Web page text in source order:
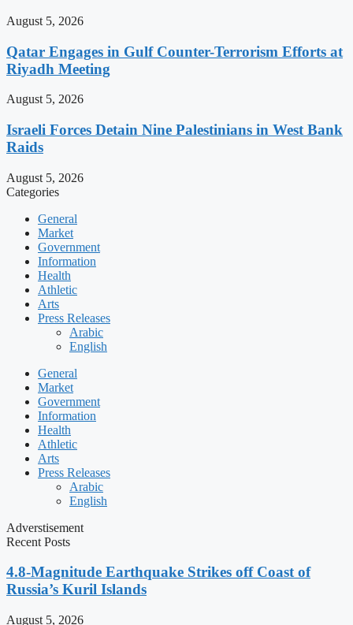
August 5, 2026
Qatar Engages in Gulf Counter-Terrorism Efforts at
Riyadh Meeting
August 5, 2026
Israeli Forces Detain Nine Palestinians in West Bank
Raids
August 5, 2026
Categories
General
Market
Government
Information
Health
Athletic
Arts
Press Releases
Arabic
English
General
Market
Government
Information
Health
Athletic
Arts
Press Releases
Arabic
English
Adverstisement
Recent Posts
4.8-Magnitude Earthquake Strikes off Coast of
Russia’s Kuril Islands
August 5, 2026